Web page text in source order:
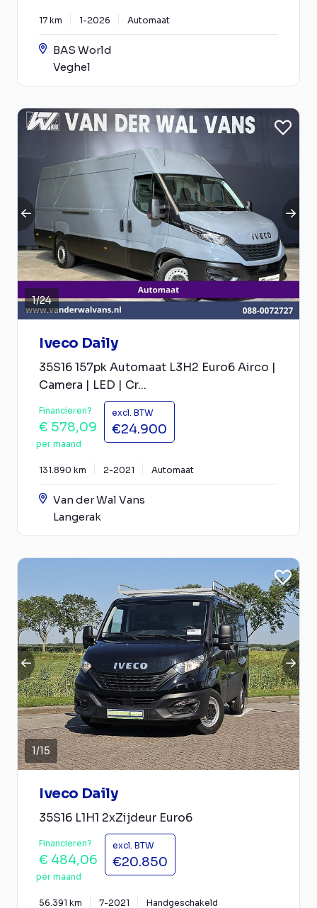
17 km 1-2026 Automaat
BAS World
Veghel
1/24
Iveco Daily
35S16 157pk Automaat L3H2 Euro6 Airco |
Camera | LED | Cr...
Financieren?
€ 578,09
per maand
excl. BTW
€24.900
131.890 km 2-2021 Automaat
Van der Wal Vans
Langerak
1/15
Iveco Daily
35S16 L1H1 2xZijdeur Euro6
Financieren?
€ 484,06
per maand
excl. BTW
€20.850
56.391 km 7-2021 Handgeschakeld